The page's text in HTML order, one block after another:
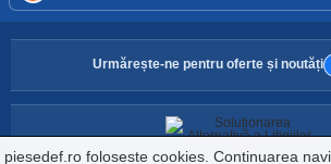
Urmărește-ne pentru oferte și noutăți
piesedef.ro foloseste cookies. Continuarea